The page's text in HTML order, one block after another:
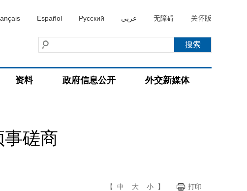
Español Русский عربي 无障碍 关怀版
资料 政府信息公开 外交新媒体
磋商
【 中 大 小 】 打印